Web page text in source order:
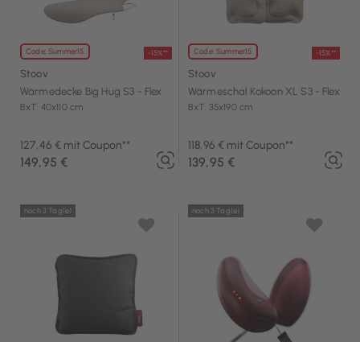
Code: Summer15 -15%**
Stoov
Wärmedecke Big Hug S3 - Flex
BxT: 40x110 cm
127,46 € mit Coupon**
149,95 €
Code: Summer15 -15%**
Stoov
Wärmeschal Kokoon XL S3 - Flex
BxT: 35x190 cm
118,96 € mit Coupon**
139,95 €
noch 3 Tag(e) noch 3 Tag(e)